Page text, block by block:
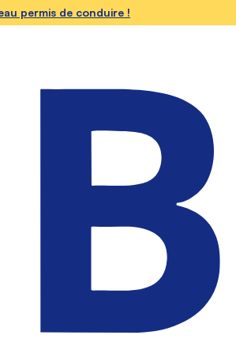
permis de conduire !